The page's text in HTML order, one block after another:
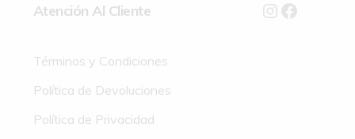
Atención Al Cliente
Términos y Condiciones
Política de Devoluciones
Política de Privacidad